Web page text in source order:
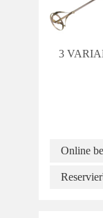
3
Online